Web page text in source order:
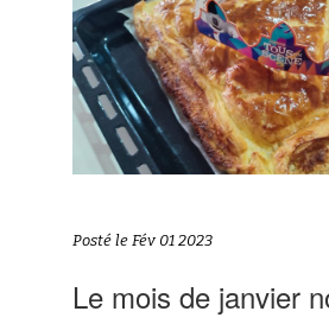
Posté le Fév 01 2023
Le mois de janvier